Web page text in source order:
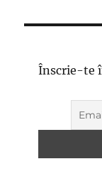
Înscrie-te